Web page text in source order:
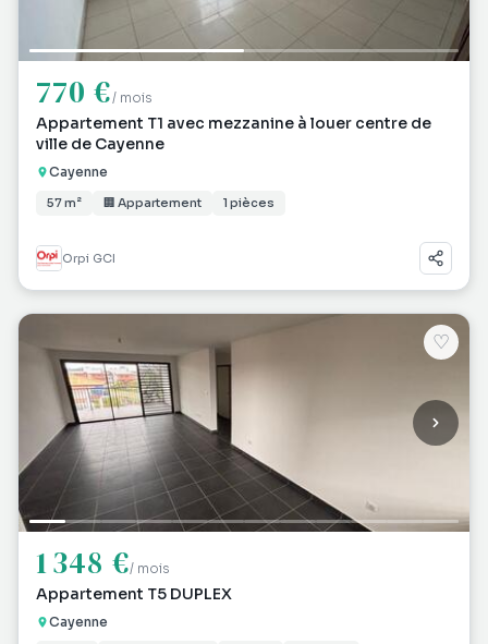
770 €/ mois
Appartement T1 avec mezzanine à louer centre de
ville de Cayenne
Cayenne
57 m² 🏢 Appartement 1 pièces
Orpi GCI
♡
1 348 €/ mois
Appartement T5 DUPLEX
Cayenne